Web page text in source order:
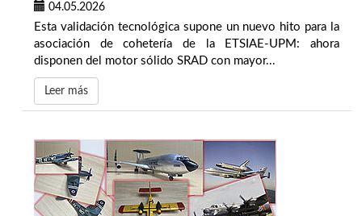
04.05.2026
Esta validación tecnológica supone un nuevo hito para la
asociación de cohetería de la ETSIAE-UPM: ahora
disponen del motor sólido SRAD con mayor...
Leer más